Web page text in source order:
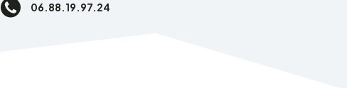
06.88.19.97.24